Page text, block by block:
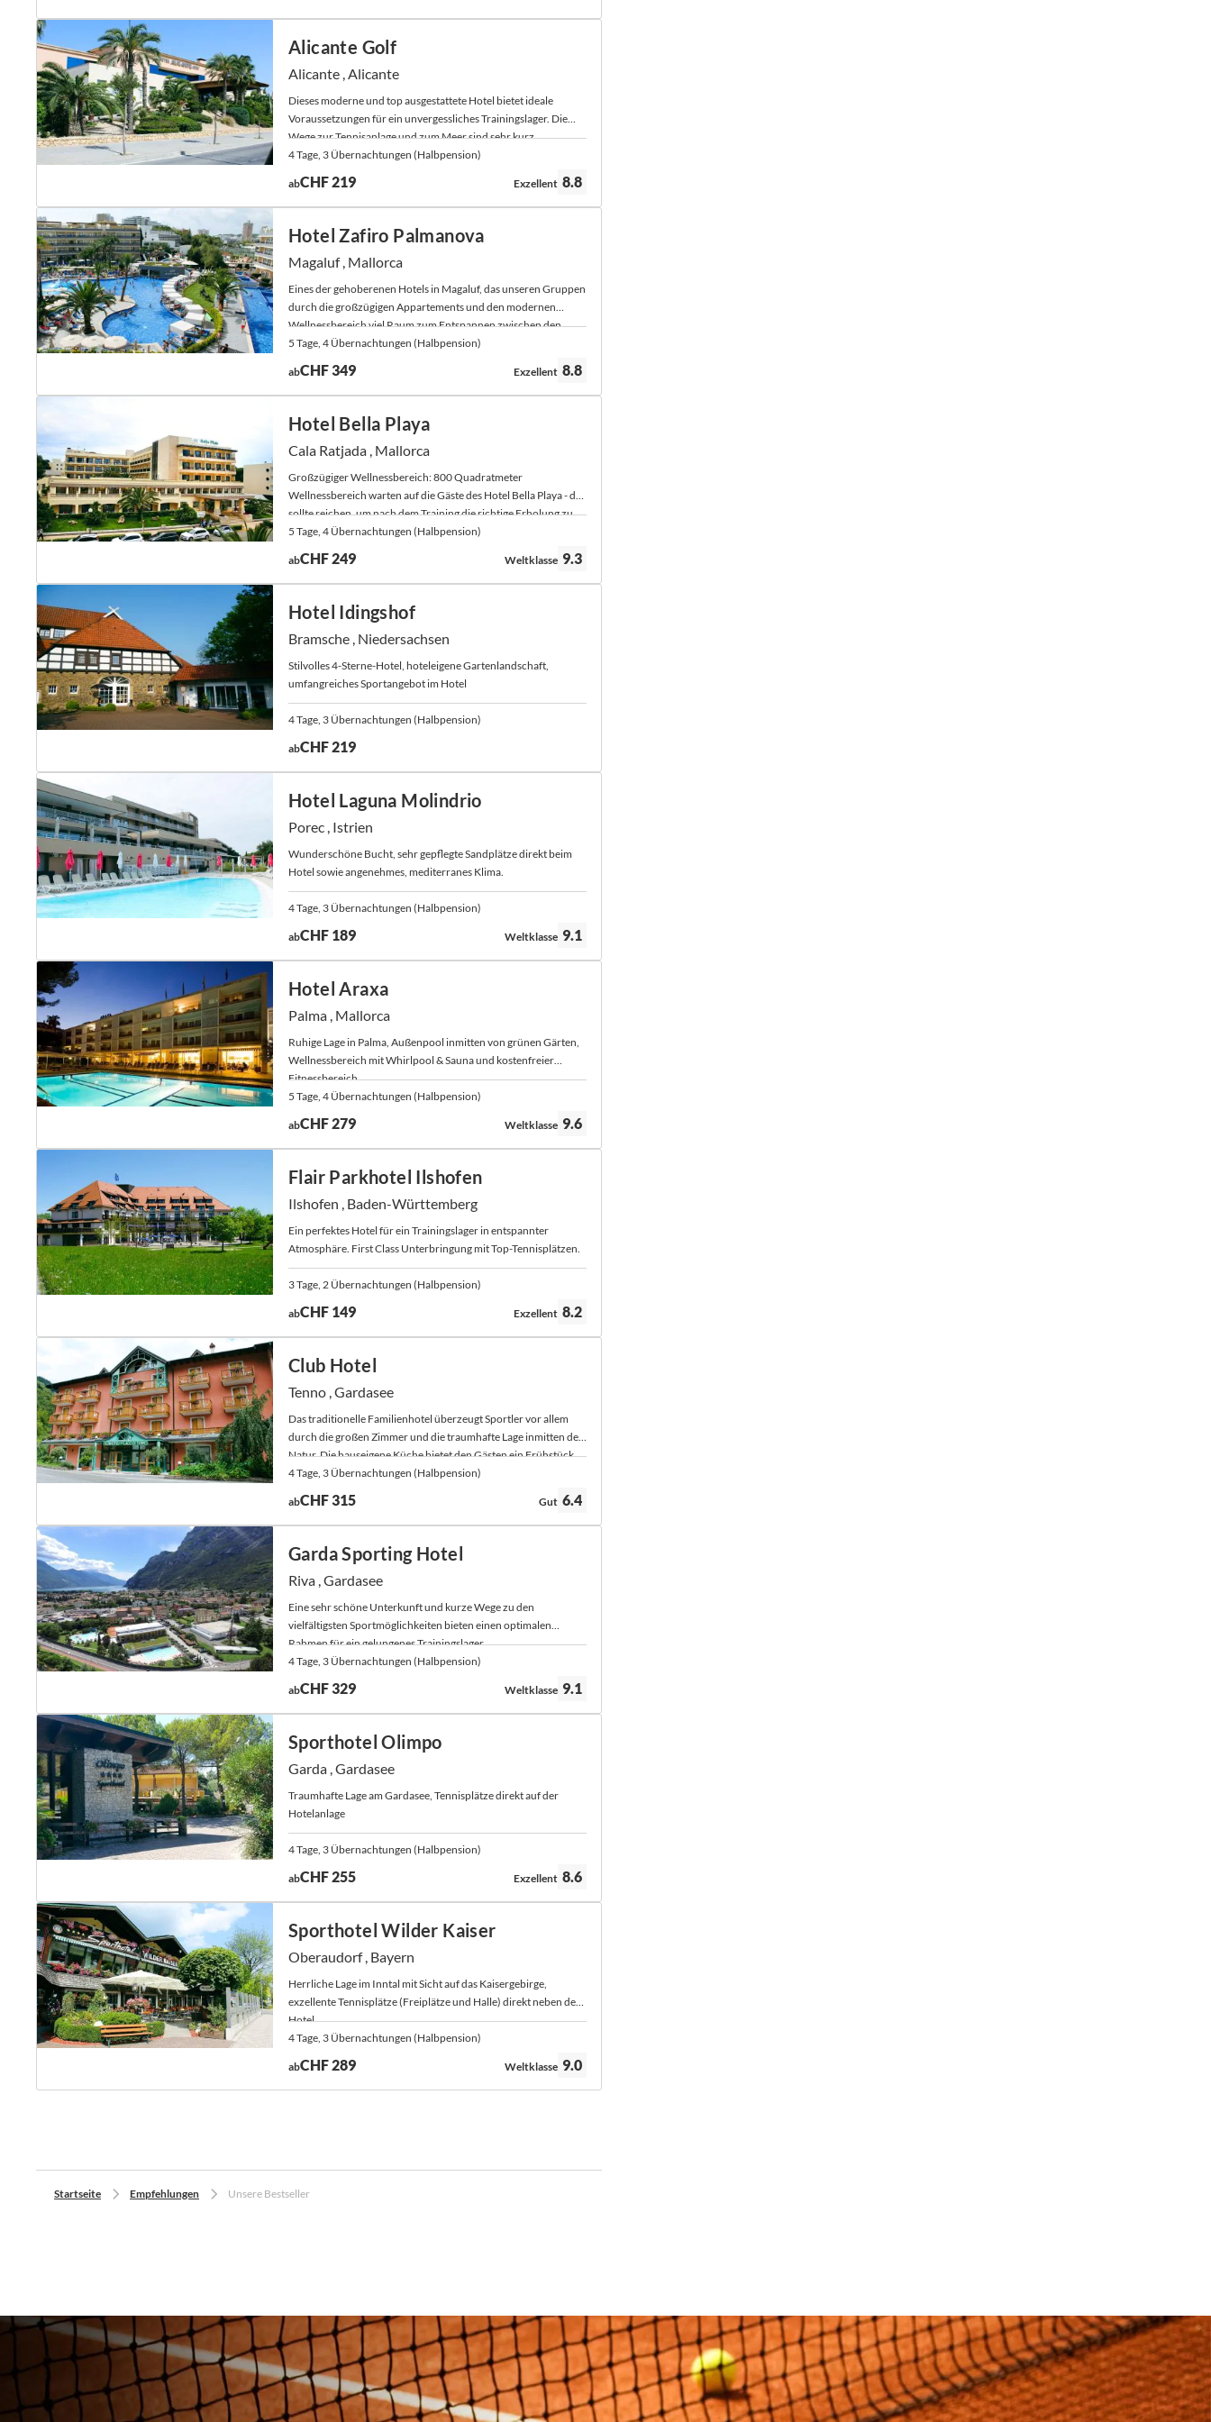
Alicante Golf
Alicante , Alicante
Dieses moderne und top ausgestattete Hotel bietet ideale
Voraussetzungen für ein unvergessliches Trainingslager. Die
Wege zur Tennisanlage und zum Meer sind sehr kurz.
4 Tage, 3 Übernachtungen (Halbpension)
abCHF 219 Bewertung:
Exzellent 8.8
Hotel Zafiro Palmanova
Magaluf , Mallorca
Eines der gehoberenen Hotels in Magaluf, das unseren Gruppen
durch die großzügigen Appartements und den modernen
Wellnessbereich viel Raum zum Entspannen zwischen den
Trainingseinheiten bietet.
5 Tage, 4 Übernachtungen (Halbpension)
abCHF 349 Bewertung:
Exzellent 8.8
Hotel Bella Playa
Cala Ratjada , Mallorca
Großzügiger Wellnessbereich: 800 Quadratmeter
Wellnessbereich warten auf die Gäste des Hotel Bella Playa - das
sollte reichen, um nach dem Training die richtige Erholung zu
finden.
5 Tage, 4 Übernachtungen (Halbpension)
abCHF 249 Bewertung:
Weltklasse 9.3
Hotel Idingshof
Bramsche , Niedersachsen
Stilvolles 4-Sterne-Hotel, hoteleigene Gartenlandschaft,
umfangreiches Sportangebot im Hotel
4 Tage, 3 Übernachtungen (Halbpension)
abCHF 219
Hotel Laguna Molindrio
Porec , Istrien
Wunderschöne Bucht, sehr gepflegte Sandplätze direkt beim
Hotel sowie angenehmes, mediterranes Klima.
4 Tage, 3 Übernachtungen (Halbpension)
abCHF 189 Bewertung:
Weltklasse 9.1
Hotel Araxa
Palma , Mallorca
Ruhige Lage in Palma, Außenpool inmitten von grünen Gärten,
Wellnessbereich mit Whirlpool & Sauna und kostenfreier
Fitnessbereich
5 Tage, 4 Übernachtungen (Halbpension)
abCHF 279 Bewertung:
Weltklasse 9.6
Flair Parkhotel Ilshofen
Ilshofen , Baden-Württemberg
Ein perfektes Hotel für ein Trainingslager in entspannter
Atmosphäre. First Class Unterbringung mit Top-Tennisplätzen.
3 Tage, 2 Übernachtungen (Halbpension)
abCHF 149 Bewertung:
Exzellent 8.2
Club Hotel
Tenno , Gardasee
Das traditionelle Familienhotel überzeugt Sportler vor allem
durch die großen Zimmer und die traumhafte Lage inmitten der
Natur. Die hauseigene Küche bietet den Gästen ein Frühstück
und Abendessen in exzellenter Qualität.
4 Tage, 3 Übernachtungen (Halbpension)
abCHF 315 Bewertung:
Gut 6.4
Garda Sporting Hotel
Riva , Gardasee
Eine sehr schöne Unterkunft und kurze Wege zu den
vielfältigsten Sportmöglichkeiten bieten einen optimalen
Rahmen für ein gelungenes Trainingslager.
4 Tage, 3 Übernachtungen (Halbpension)
abCHF 329 Bewertung:
Weltklasse 9.1
Sporthotel Olimpo
Garda , Gardasee
Traumhafte Lage am Gardasee, Tennisplätze direkt auf der
Hotelanlage
4 Tage, 3 Übernachtungen (Halbpension)
abCHF 255 Bewertung:
Exzellent 8.6
Sporthotel Wilder Kaiser
Oberaudorf , Bayern
Herrliche Lage im Inntal mit Sicht auf das Kaisergebirge,
exzellente Tennisplätze (Freiplätze und Halle) direkt neben dem
Hotel.
4 Tage, 3 Übernachtungen (Halbpension)
abCHF 289 Bewertung:
Weltklasse 9.0
Startseite Empfehlungen Unsere Bestseller